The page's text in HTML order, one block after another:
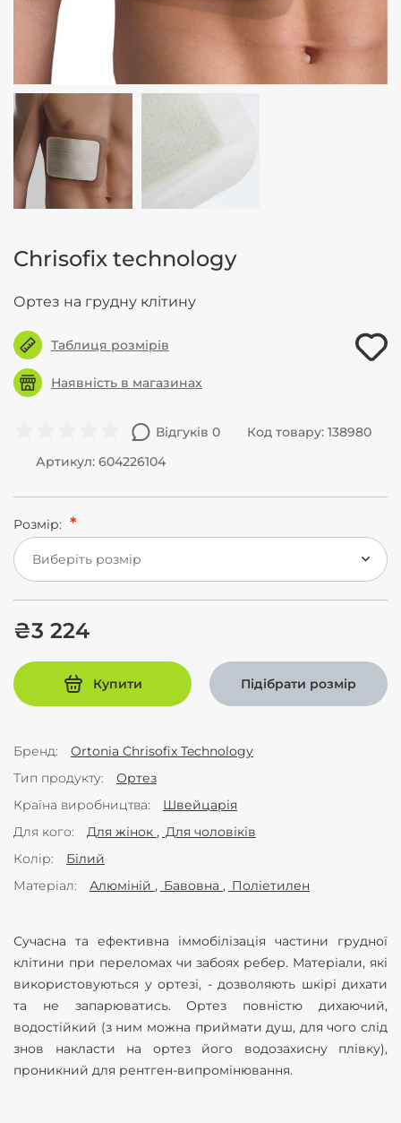
Chrisofix technology
Ортез на грудну клітину
Таблиця розмірів
Наявність в магазинах
Відгуків 0
Код товару: 138980
Артикул: 604226104
Розмір:
Виберіть розмір
₴3 224
Купити Підібрати розмір
Бренд
Ortonia Chrisofix Technology
Тип продукту
Ортез
Країна виробництва
Швейцарія
Для кого
Для жінок
Для чоловіків
Колір
Білий
Матеріал
Алюміній Бавовна Поліетилен
Сучасна та ефективна іммобілізація частини грудної
клітини при переломах чи забоях ребер. Матеріали, які
використовуються у ортезі, - дозволяють шкірі дихати
та не запарюватись. Ортез повністю дихаючий,
водостійкий (з ним можна приймати душ, для чого слід
знов накласти на ортез його водозахисну плівку),
проникний для рентген-випромінювання.